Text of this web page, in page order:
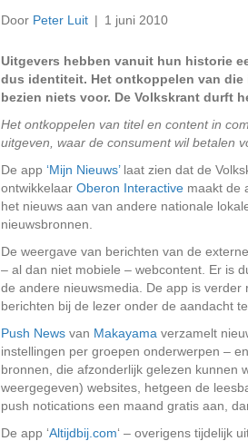
Door Peter Luit | 1 juni 2010
Uitgevers hebben vanuit hun historie
dus identiteit. Het ontkoppelen van
bezien niets voor. De Volkskrant durft
Het ontkoppelen van titel en content in
uitgeven, waar de consument wil betalen
De app ‘Mijn Nieuws’laat zien dat de
ontwikkelaar Oberon Interactive maakt de
het nieuws aan van andere nationale
nieuwsbronnen.
De weergave van berichten van de
– al dan niet mobiele – webcontent. Er is
de andere nieuwsmedia. De app is
berichten bij de lezer onder de aandacht
Push News van Makayama verzamelt
instellingen per groepen onderwerpen –
bronnen, die afzonderlijk gelezen kunnen
weergegeven) websites, hetgeen de
push notications een maand gratis aan,
De app ‘Altijdbij.com‘ – overigens tijdelijk